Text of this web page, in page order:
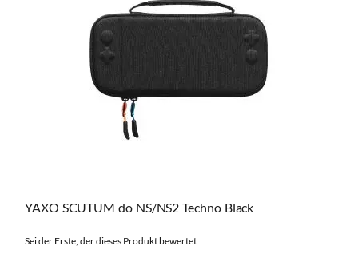
YAXO SCUTUM do NS/NS2 Techno Black
Sei der Erste, der dieses Produkt bewertet